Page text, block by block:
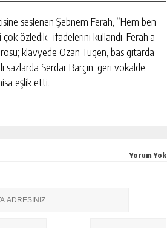
seslenen Şebnem Ferah, “Hem ben
özledik” ifadelerini kullandı. Ferah’a
klavyede Ozan Tügen, bas gitarda
Serdar Barçın, geri vokalde
eşlik etti.
Yorum Yok